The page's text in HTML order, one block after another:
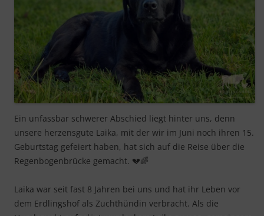
Ein unfassbar schwerer Abschied liegt hinter uns, denn
unsere herzensgute Laika, mit der wir im Juni noch ihren 15.
Geburtstag gefeiert haben, hat sich auf die Reise über die
Regenbogenbrücke gemacht. 💔🌈
Laika war seit fast 8 Jahren bei uns und hat ihr Leben vor
dem Erdlingshof als Zuchthündin verbracht. Als die